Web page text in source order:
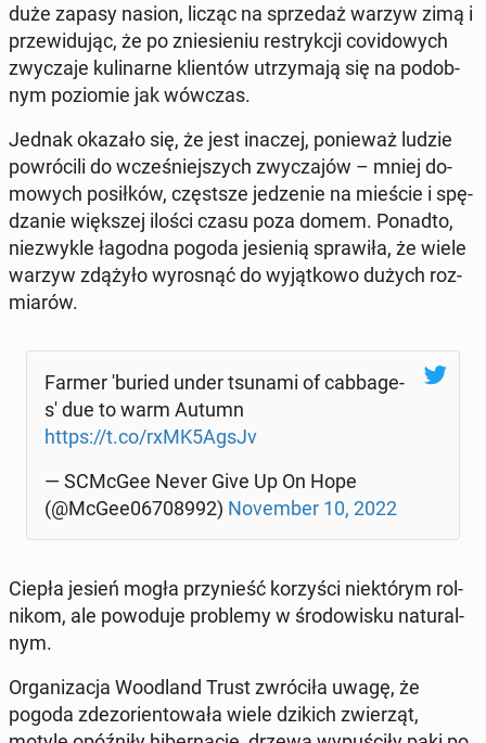
duże zapasy nasion, licząc na sprze­daż warzyw zimą i
prze­wi­du­jąc, że po znie­sie­niu re­stryk­cji co­vi­do­wych
zwy­cza­je ku­li­nar­ne klien­tów utrzy­ma­ją się na po­dob­
nym po­zio­mie jak wówczas.
Jednak okazało się, że jest inaczej, po­nie­waż ludzie
po­wró­ci­li do wcze­śniej­szych zwy­cza­jów – mniej do­
mo­wych po­sił­ków, częst­sze je­dze­nie na mieście i spę­
dza­nie więk­szej ilości czasu poza domem. Ponadto,
nie­zwy­kle łagodna pogoda je­sie­nią spra­wi­ła, że wiele
warzyw zdążyło wy­ro­snąć do wy­jąt­ko­wo dużych roz­
mia­rów.
Farmer 'buried under tsunami of cab­ba­ge­
s' due to warm Autumn
https://t.co/rxMK5AgsJv
— SCMcGee Never Give Up On Hope
(@McGee06708992) No­vem­ber 10, 2022
Ciepła jesień mogła przy­nieść ko­rzy­ści nie­któ­rym rol­
ni­kom, ale po­wo­du­je pro­ble­my w śro­do­wi­sku na­tu­ral­
nym.
Or­ga­ni­za­cja Wo­odland Trust zwró­ci­ła uwagę, że
pogoda zdez­o­rien­to­wa­ła wiele dzikich zwie­rząt,